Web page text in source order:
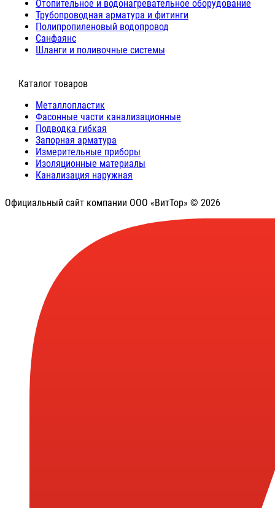
Отопительное и водонагревательное оборудование
Трубопроводная арматура и фитинги
Полипропиленовый водопровод
Санфаянс
Шланги и поливочные системы
⠀Каталог товаров
Металлопластик
Фасонные части канализационные
Подводка гибкая
Запорная арматура
Измерительные приборы
Изоляционные материалы
Канализация наружная
Официальный сайт компании ООО «ВитТор» © 2026